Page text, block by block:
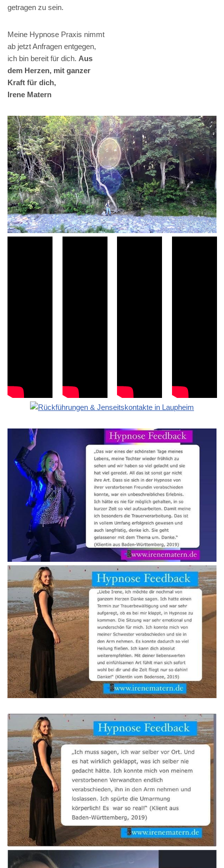
getragen zu sein.
Meine Hypnose Praxis nimmt
ab jetzt Anfragen entgegen,
ich bin bereit für dich. Aus
dem Herzen, mit ganzer
Kraft für dich,
Irene Matern